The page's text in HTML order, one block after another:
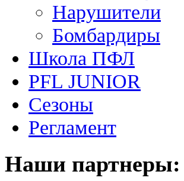
Нарушители
Бомбардиры
Школа ПФЛ
PFL JUNIOR
Сезоны
Регламент
Наши партнеры: